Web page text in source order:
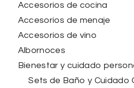
Accesorios de cocina
Accesorios de menaje
Accesorios de vino
Albornoces
Bienestar y cuidado
Sets de Baño y Cuidado